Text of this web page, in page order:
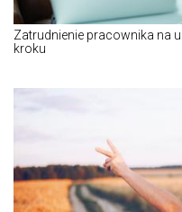
Zatrudnienie pracownika na
kroku